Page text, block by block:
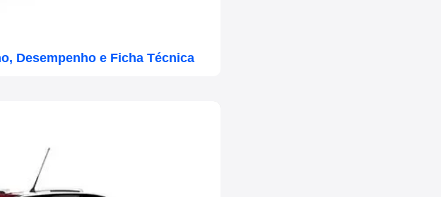
Desempenho e Ficha Técnica